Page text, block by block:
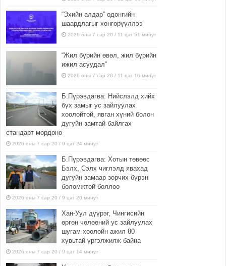
“Эхийн алдар” одонгийн
шаардлагыг хөнгөрүүллээ
2026 оны 7 сар 20 / 11 цаг 51 минут
“Жил бүрийн өвөл, жил бүрийн
ижил асуудал”
2026 оны 7 сар 20 / 11 цаг 16 минут
Б.Пүрэвдагва: Нийслэлд хийх
бүх замыг ус зайлуулах
хоолойтой, явган хүний болон
дугуйн замтай байлгах
стандарт мөрдөнө
2026 оны 7 сар 20 / 9 цаг 24 минут
Б.Пүрэвдагва: Хотын төвөөс
Бэлх, Сэлх чиглэлд явахад
дугуйн замаар зорчих бүрэн
боломжтой боллоо
2026 оны 7 сар 20 / 9 цаг 20 минут
Хан-Уул дүүрэг, Чингисийн
өргөн чөлөөний ус зайлуулах
шугам хоолойн ажил 80
хувьтай үргэлжилж байна
2026 оны 7 сар 20 / 9 цаг 14 минут